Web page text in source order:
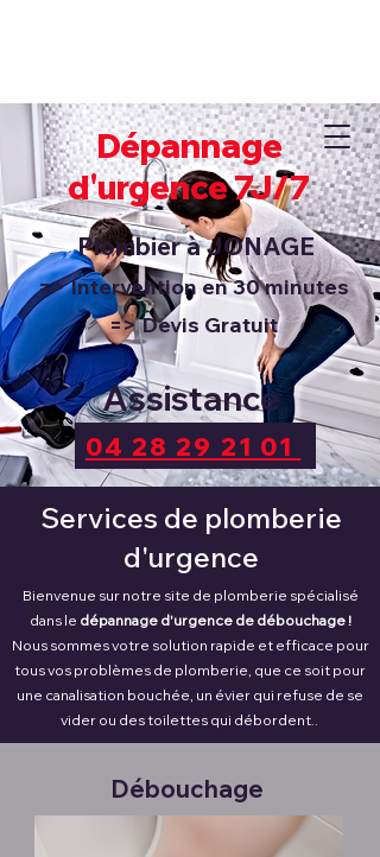
Dépannage
d'urgence 7J/7
Plombier àJONAGE
=> Intervention en 30 minutes
=> Devis Gratuit
Assistance
04 28 29 21 01
Services de plomberie
d'urgence
Bienvenue sur notre site de plomberie spécialisé
dans le dépannage d'urgence de débouchage !
Nous sommes votre solution rapide et efficace pour
tous vos problèmes de plomberie, que ce soit pour
une canalisation bouchée, un évier qui refuse de se
vider ou des toilettes qui débordent..
Débouchage